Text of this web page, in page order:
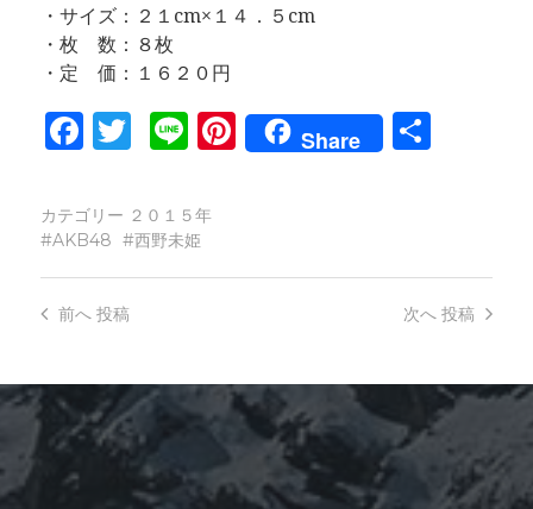
・サイズ：２１cm×１４．５cm
・枚 数：８枚
・定 価：１６２０円
Facebook
Twitter
LinePinterest
Share
共
カテゴリー ２０１５年
AKB48
西野未姫
次へ 投稿
前へ投稿